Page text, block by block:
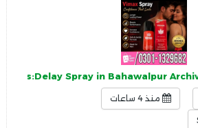
Spray in Bahawalpur
منذ 4 ساعات